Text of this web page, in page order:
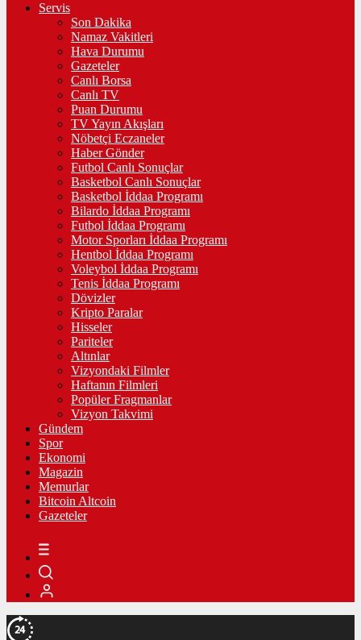
Servis
Son Dakika
Namaz Vakitleri
Hava Durumu
Gazeteler
Canlı Borsa
Canlı TV
Puan Durumu
TV Yayın Akışları
Nöbetçi Eczaneler
Haber Gönder
Futbol Canlı Sonuçlar
Basketbol Canlı Sonuçlar
Basketbol İddaa Programı
Bilardo İddaa Programı
Futbol İddaa Programı
Motor Sporları İddaa Programı
Hentbol İddaa Programı
Voleybol İddaa Programı
Tenis İddaa Programı
Dövizler
Kripto Paralar
Hisseler
Pariteler
Altınlar
Vizyondaki Filmler
Haftanın Filmleri
Popüler Fragmanlar
Vizyon Takvimi
Gündem
Spor
Ekonomi
Magazin
Memurlar
Bitcoin Altcoin
Gazeteler